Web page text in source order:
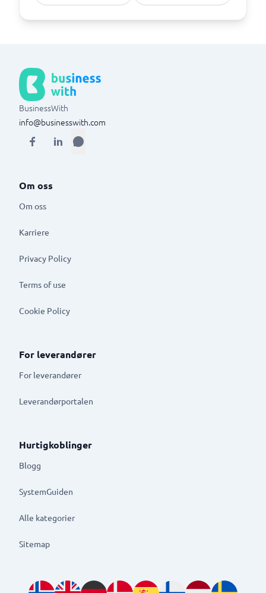
BusinessWith
info@businesswith.com
Om oss
Om oss
Karriere
Privacy Policy
Terms of use
Cookie Policy
For leverandører
For leverandører
Leverandørportalen
Hurtigkoblinger
Blogg
SystemGuiden
Alle kategorier
Sitemap